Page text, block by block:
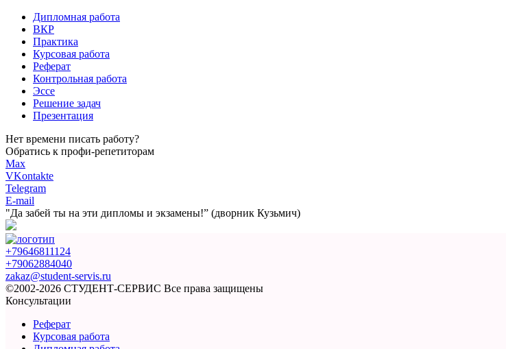
Дипломная работа
ВКР
Практика
Курсовая работа
Реферат
Контрольная работа
Эссе
Решение задач
Презентация
Нет времени писать работу?
Обратись к профи-репетиторам
Max
VKontakte
Telegram
E-mail
"Да забей ты на эти дипломы и экзамены!” (дворник Кузьмич)
+79646811124
+79062884040
zakaz@student-servis.ru
©2002-2026 СТУДЕНТ-СЕРВИС Все права защищены
Консультации
Реферат
Курсовая работа